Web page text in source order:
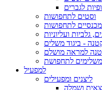
לגברים
וסטים לתחפושות
גלביות ועליוניות
- ביגוד משלים
למראה מושלם
משלימים לתחפושת
למפעיל
ליצנים ומפעילים
ושמלה